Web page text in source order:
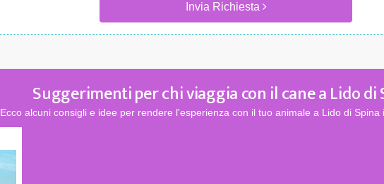
Invia Richiesta
Suggerimenti per chi viaggia con il cane a Lido di
Ecco alcuni consigli e idee per rendere l'esperienza con il tuo animale a Lido di Spina